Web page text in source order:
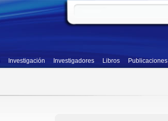
Investigación Investigadores Libros Publicaciones